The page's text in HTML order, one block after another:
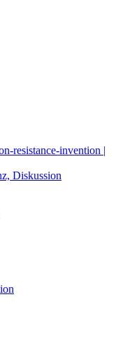
resistance-invention |
Diskussion